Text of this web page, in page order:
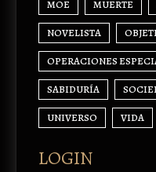
MOE MUERTE
NOVELISTA
OPERACIONES
SABIDURÍA
UNIVERSO VIDA
LOGIN